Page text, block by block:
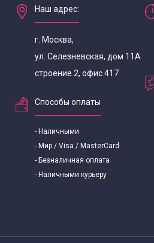
Экскурсии от
Автобусные экскурсии по
площади
Мистические экскурсии
Экскурсии от
Автобусные экскурсии
Наш адрес:
г. Москва,
ул. Селезневская, дом 11А
строение 2, офис 417
Способы оплаты
- Наличными
- Мир / Visa / MasterCard
- Безналичная оплата
- Наличными курьеру